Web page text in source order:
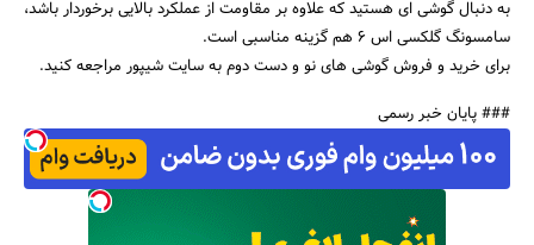
به دنبال گوشی ای هستید که علاوه بر مقاومت از عملکرد بالایی برخوردار باشد،
سامسونگ گلکسی اس 6 هم گزینه مناسبی است.
برای خرید و فروش گوشی های نو و دست دوم به سایت شیپور مراجعه کنید.
### پایان خبر رسمی